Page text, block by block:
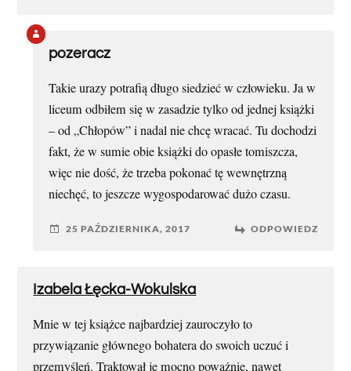
pozeracz
Takie urazy potrafią długo siedzieć w człowieku. Ja w
liceum odbiłem się w zasadzie tylko od jednej książki
– od „Chłopów” i nadal nie chcę wracać. Tu dochodzi
fakt, że w sumie obie książki do opasłe tomiszcza,
więc nie dość, że trzeba pokonać tę wewnętrzną
niechęć, to jeszcze wygospodarować dużo czasu.
25 PAŹDZIERNIKA, 2017 ODPOWIEDZ
Izabela Łęcka-Wokulska
Mnie w tej książce najbardziej zauroczyło to
przywiązanie głównego bohatera do swoich uczuć i
przemyśleń. Traktował je mocno poważnie, nawet